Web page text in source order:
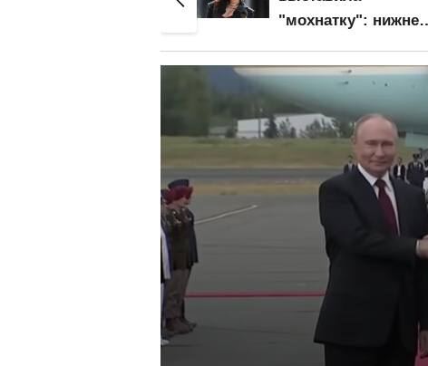
слив видео – начало
"мохнатку": нижнее